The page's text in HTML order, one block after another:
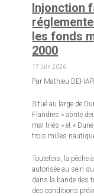
Injonction
les fonds
2000
17 juin 2026
Par Mathieu
Situé au large de
Flandres » abrite
mal triés » et «
trois milles
Toutefois, la pêche
autorisée au sein
dans la bande des
des conditions